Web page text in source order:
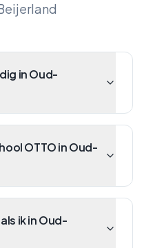
in Oud-
OTTO in Oud-
ik in Oud-